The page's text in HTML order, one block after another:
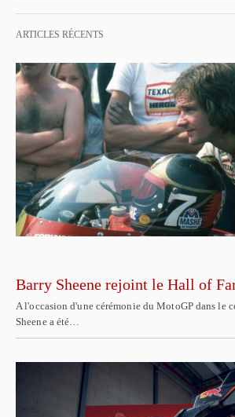
ARTICLES RÉCENTS
Barry Sheene rejoint le Hall of
A l'occasion d'une cérémonie du MotoGP dans le
Sheene a été…